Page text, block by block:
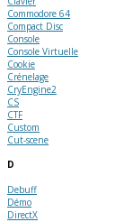
Commodore 64
Compact Disc
Console
Console Virtuelle
Cookie
Crénelage
CryEngine2
CS
CTF
Custom
Cut-scene
D
Debuff
Démo
DirectX